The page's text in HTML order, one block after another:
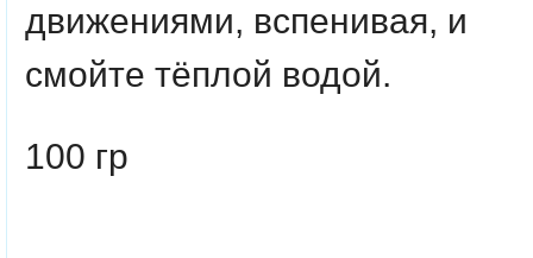
движениями, вспенивая, и
смойте тёплой водой.
100 гр